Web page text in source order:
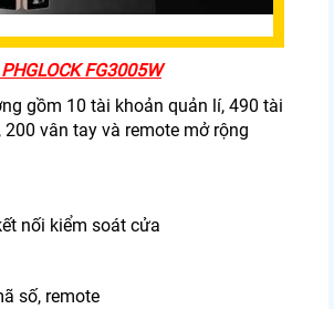
FG3005W
gồm 10 tài khoản quản lí, 490 tài
vân tay và remote mở rộng
nối kiểm soát cửa
số, remote